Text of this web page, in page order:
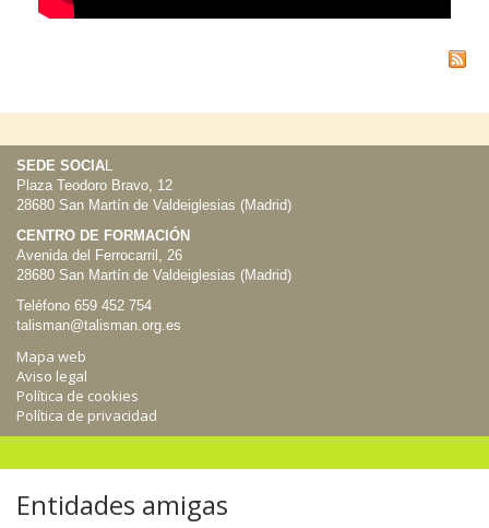
SEDE SOCIAL
Plaza Teodoro Bravo, 12
28680 San Martín de Valdeiglesias (Madrid)
CENTRO DE FORMACIÓN
Avenida del Ferrocarril, 26
28680 San Martín de Valdeiglesias (Madrid)
Teléfono 659 452 754
talisman@talisman.org.es
Mapa web
Aviso legal
Política de cookies
Política de privacidad
Entidades amigas